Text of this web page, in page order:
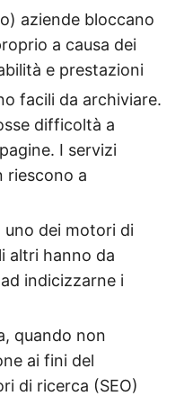
aziende bloccano
a causa dei
e prestazioni
facili da archiviare.
difficoltà a
I servizi
riescono a
uno dei motori di
altri hanno da
indicizzarne i
quando non
ai fini del
di ricerca (SEO)